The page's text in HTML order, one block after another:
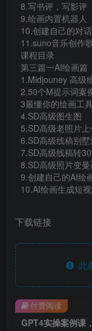
8.写书评，写影评
9.绘画内置机器人
10.创建自己的对
11.suno音乐创作
课程目录
第三篇一AI绘画篇
1.Midjouney 高级
2.50个M提示词案
3最懂你的绘画工
4.SD高级图生图
5.SD高级老照片
6.SD高级线稿别墅
7.SD高级线稿转
8.SD高级照片变曼
9.创建自己的AI绘
10.AI绘画生成短
下载链接
此
GPT4实操案例课
付费阅读